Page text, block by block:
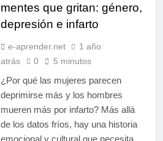
mentes que gritan: género,
depresión e infarto
e-aprender.net
1 año
atrás
0 5 minutos
¿Por qué las mujeres parecen
deprimirse más y los hombres
mueren más por infarto? Más allá
de los datos fríos, hay una historia
emocional y cultural que necesita